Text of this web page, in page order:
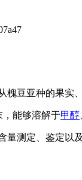
槐豆亚种的果实
，能够溶解于甲醇
量测定、鉴定以